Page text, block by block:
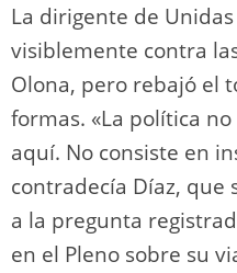
La dirigente de
visiblemente contra
Olona, pero rebajó el
formas. «La política
aquí. No consiste en
contradecía Díaz,
a la pregunta
en el Pleno sobre su